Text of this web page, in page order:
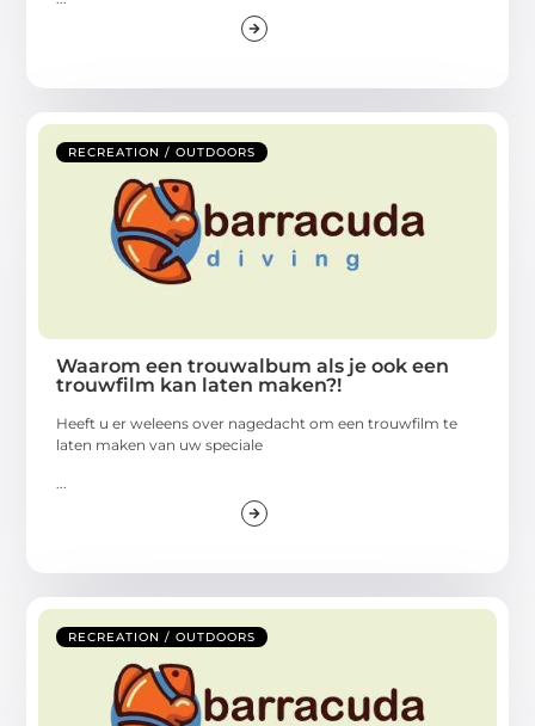
RECREATION / OUTDOORS
Waarom een trouwalbum als je ook een
trouwfilm kan laten maken?!
Heeft u er weleens over nagedacht om een trouwfilm te
laten maken van uw speciale
...
RECREATION / OUTDOORS